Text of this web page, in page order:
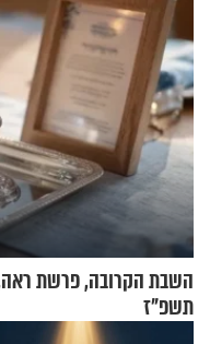
השבת הקרובה, פרשת
תשפ"ז